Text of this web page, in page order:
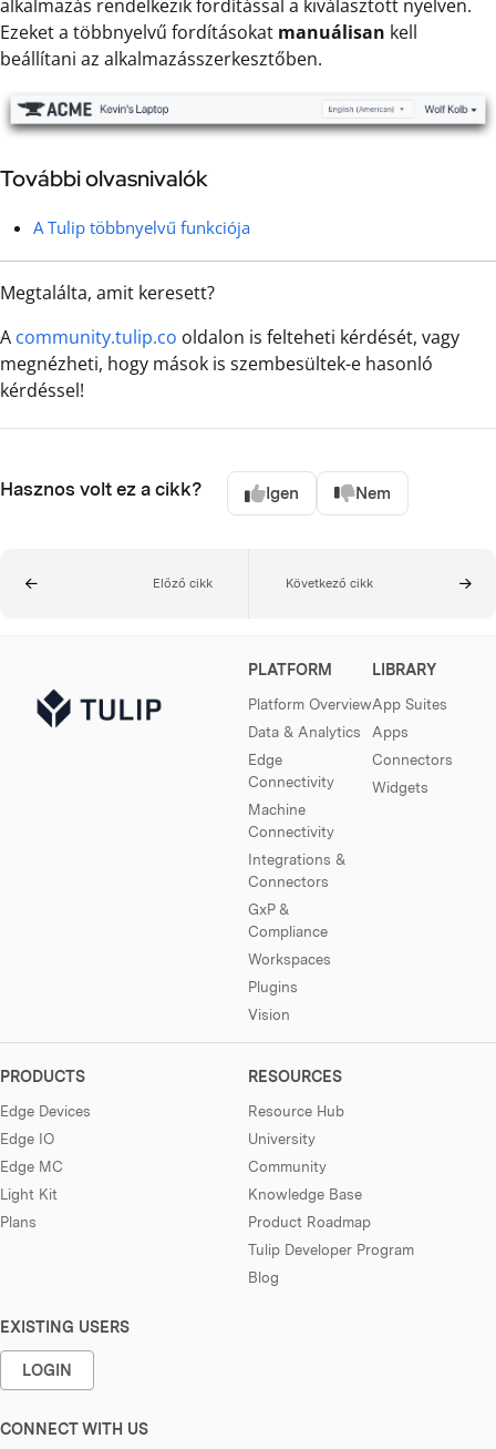
alkalmazás rendelkezik fordítással a kiválasztott nyelven.
Ezeket a többnyelvű fordításokat manuálisan kell
beállítani az alkalmazásszerkesztőben.
További olvasnivalók
A Tulip többnyelvű funkciója
Megtalálta, amit keresett?
A community.tulip.co oldalon is felteheti kérdését, vagy
megnézheti, hogy mások is szembesültek-e hasonló
kérdéssel!
Hasznos volt ez a cikk? Igen Nem
Előző cikk Következő cikk
PLATFORM
Platform Overview
Data & Analytics
Edge
Connectivity
Machine
Connectivity
Integrations &
Connectors
GxP &
Compliance
Workspaces
Plugins
Vision
LIBRARY
App Suites
Apps
Connectors
Widgets
PRODUCTS
Edge Devices
Edge IO
Edge MC
Light Kit
Plans
RESOURCES
Resource Hub
University
Community
Knowledge Base
Product Roadmap
Tulip Developer Program
Blog
EXISTING USERS
LOGIN
CONNECT WITH US